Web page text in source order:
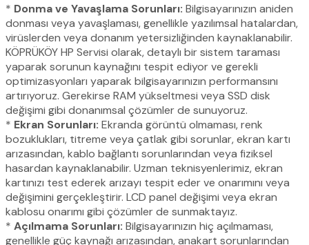
* Donma ve Yavaşlama Sorunları: Bilgisayarınızın aniden
donması veya yavaşlaması, genellikle yazılımsal hatalardan,
virüslerden veya donanım yetersizliğinden kaynaklanabilir.
KÖPRÜKÖY HP Servisi olarak, detaylı bir sistem taraması
yaparak sorunun kaynağını tespit ediyor ve gerekli
optimizasyonları yaparak bilgisayarınızın performansını
artırıyoruz. Gerekirse RAM yükseltmesi veya SSD disk
değişimi gibi donanımsal çözümler de sunuyoruz.
* Ekran Sorunları: Ekranda görüntü olmaması, renk
bozuklukları, titreme veya çatlak gibi sorunlar, ekran kartı
arızasından, kablo bağlantı sorunlarından veya fiziksel
hasardan kaynaklanabilir. Uzman teknisyenlerimiz, ekran
kartınızı test ederek arızayı tespit eder ve onarımını veya
değişimini gerçekleştirir. LCD panel değişimi veya ekran
kablosu onarımı gibi çözümler de sunmaktayız.
* Açılmama Sorunları: Bilgisayarınızın hiç açılmaması,
genellikle güç kaynağı arızasından, anakart sorunlarından